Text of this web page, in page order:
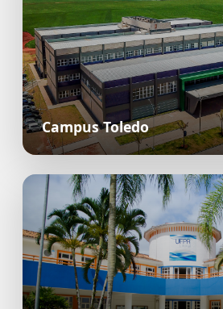
Campus Toledo